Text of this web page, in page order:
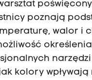
poznają
walor i
kolory